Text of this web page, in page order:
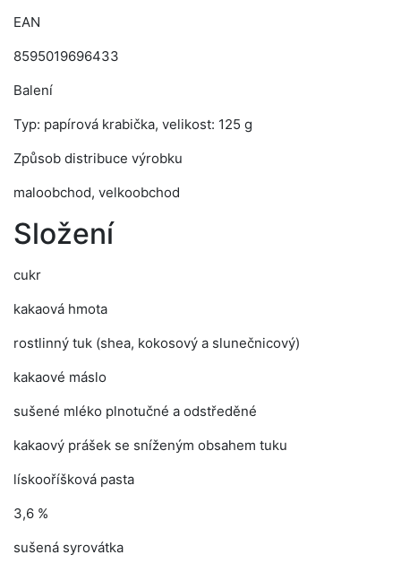
EAN
8595019696433
Balení
Typ: papírová krabička, velikost: 125 g
Způsob distribuce výrobku
maloobchod, velkoobchod
Složení
cukr
kakaová hmota
rostlinný tuk (shea, kokosový a slunečnicový)
kakaové máslo
sušené mléko plnotučné a odstředěné
kakaový prášek se sníženým obsahem tuku
lískooříšková pasta
3,6 %
sušená syrovátka